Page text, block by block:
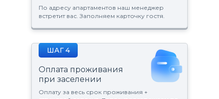
По адресу апартаментов наш менеджер
встретит вас. Заполняем карточку гостя.
Оплата проживания
при заселении
Оплату за весь срок проживания +
ШАГ 4